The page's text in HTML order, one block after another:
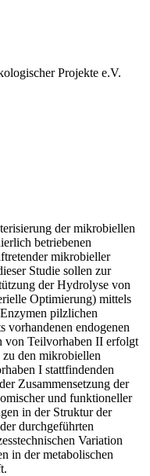
Projekte e.V.
der mikrobiellen
betriebenen
mikrobieller
Studie sollen zur
der Hydrolyse von
Optimierung) mittels
pilzlichen
vorhandenen endogenen
von Teilvorhaben II erfolgt
den mikrobiellen
I stattfindenden
Zusammensetzung der
und funktioneller
in der Struktur der
durchgeführten
Variation
in der metabolischen